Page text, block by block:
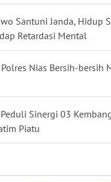
Santuni Janda, Hidup
Retardasi Mental
Nias Bersih-bersih
Sinergi 03
Piatu